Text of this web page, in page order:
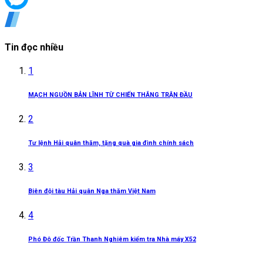
Tin đọc nhiều
1
MẠCH NGUỒN BẢN LĨNH TỪ CHIẾN THẮNG TRẬN ĐẦU
2
Tư lệnh Hải quân thăm, tặng quà gia đình chính sách
3
Biên đội tàu Hải quân Nga thăm Việt Nam
4
Phó Đô đốc Trần Thanh Nghiêm kiểm tra Nhà máy X52